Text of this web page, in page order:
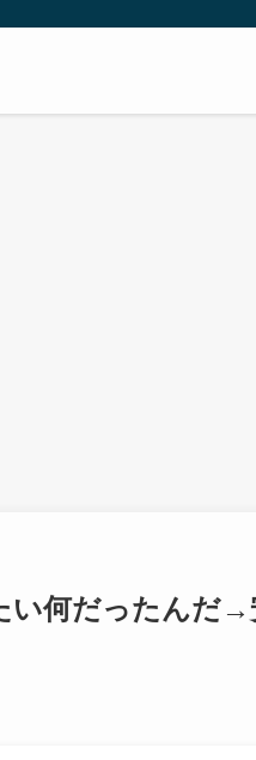
いってください。
い何だったんだ→